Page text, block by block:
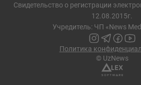
Свидетельство о регистрации
12.08.2015г.
Учредитель: ЧП «News
Политика
© UzNews